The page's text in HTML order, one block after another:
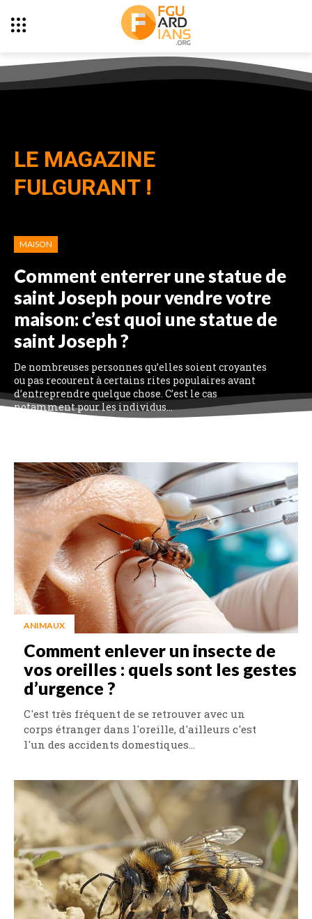
LE MAGAZINE
FULGURANT !
MAISON
Comment enterrer une statue de
saint Joseph pour vendre votre
maison: c’est quoi une statue de
saint Joseph ?
De nombreuses personnes qu’elles soient croyantes
ou pas recourent à certains rites populaires avant
d’entreprendre quelque chose. C’est le cas
notamment pour les individus...
ANIMAUX
Comment enlever un insecte de
vos oreilles : quels sont les gestes
d’urgence ?
C'est très fréquent de se retrouver avec un
corps étranger dans l'oreille, d'ailleurs c'est
l'un des accidents domestiques...